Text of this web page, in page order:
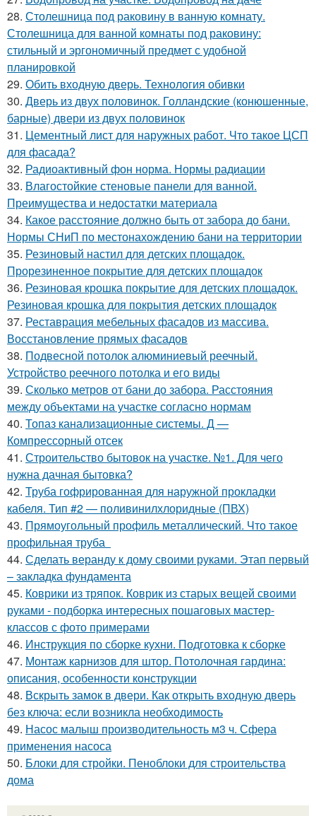
28. Столешница под раковину в ванную комнату.
Столешница для ванной комнаты под раковину:
стильный и эргономичный предмет с удобной
планировкой
29. Обить входную дверь. Технология обивки
30. Дверь из двух половинок. Голландские (конюшенные,
барные) двери из двух половинок
31. Цементный лист для наружных работ. Что такое ЦСП
для фасада?
32. Радиоактивный фон норма. Нормы радиации
33. Влагостойкие стеновые панели для ванной.
Преимущества и недостатки материала
34. Какое расстояние должно быть от забора до бани.
Нормы СНиП по местонахождению бани на территории
35. Резиновый настил для детских площадок.
Прорезиненное покрытие для детских площадок
36. Резиновая крошка покрытие для детских площадок.
Резиновая крошка для покрытия детских площадок
37. Реставрация мебельных фасадов из массива.
Восстановление прямых фасадов
38. Подвесной потолок алюминиевый реечный.
Устройство реечного потолка и его виды
39. Сколько метров от бани до забора. Расстояния
между объектами на участке согласно нормам
40. Топаз канализационные системы. Д —
Компрессорный отсек
41. Строительство бытовок на участке. №1. Для чего
нужна дачная бытовка?
42. Труба гофрированная для наружной прокладки
кабеля. Тип #2 — поливинилхлоридные (ПВХ)
43. Прямоугольный профиль металлический. Что такое
профильная труба
44. Сделать веранду к дому своими руками. Этап первый
– закладка фундамента
45. Коврики из тряпок. Коврик из старых вещей своими
руками - подборка интересных пошаговых мастер-
классов с фото примерами
46. Инструкция по сборке кухни. Подготовка к сборке
47. Монтаж карнизов для штор. Потолочная гардина:
описания, особенности конструкции
48. Вскрыть замок в двери. Как открыть входную дверь
без ключа: если возникла необходимость
49. Насос малыш производительность м3 ч. Сфера
применения насоса
50. Блоки для стройки. Пеноблоки для строительства
дома